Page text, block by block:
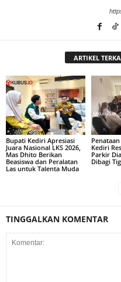
ARTIKEL
Bupati Kediri Apresiasi
Juara Nasional LKS 2026,
Mas Dhito Berikan
Beasiswa dan Peralatan
Las untuk Talenta Muda
Kediri
Parkir
Dibagi
TINGGALKAN KOMENTAR